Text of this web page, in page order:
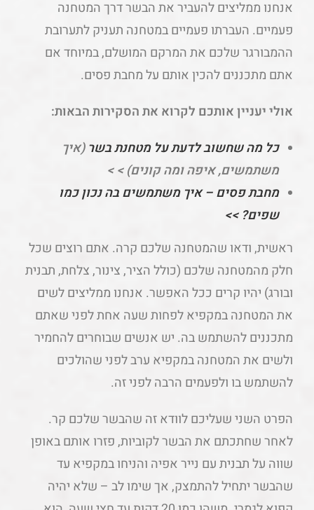
אנחנו ממליצים להעביר את הבשר דרך המטחנה
פעמיים. העברתו פעמיים במטחנה תעניק לתערובת
ההמבורגר שלכם את המרקם המושלם, במיוחד אם
אתם מתכננים להכין אותם על מחבת פסים.
אולי יעניין אותכם לקרוא את הסקירות הבאות:
כל מה שחשוב לדעת על מטחנת בשר(איך
משתמשים, איפה ומה קונים) > >
מחבת פסים – איך משתמשים בה נכון כמו
שפים? >>
ראשית, ודאו שהמטחנה שלכם קרה. אתם רוצים שכל
חלק מהמטחנה שלכם (כולל הציר, צינור, צלחת, תבנית
ובורג) יהיו קרים ככל האפשר. אנחנו ממליצים לשים
את המטחנה במקפיא לפחות שעה אחת לפני שאתם
מתכננים להשתמש בה. יש אנשים שבוחרים להחמיר
ולשים את המטחנה במקפיא ערב לפני שהולכים
להשתמש בו ולפעמים הרבה לפני זה.
הפרט השני שעליכם לוודא זה שהבשר שלכם קר.
לאחר שחתכתם את הבשר לקוביות, פזרו אותם באופן
שווה על תבנית עם נייר אפיה והניחו במקפיא עד
שהבשר יתחיל להתמצק, אך שימו לב – שלא יהיה